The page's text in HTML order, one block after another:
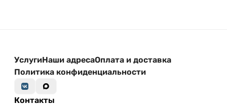
УслугиНаши адресаОплата и доставка
Политика конфиденциальности
Контакты